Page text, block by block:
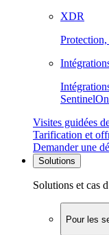
XDR
Protection,
Visites guidées
Tarification et
Demander une
Solutions
Solutions et cas
Pour les